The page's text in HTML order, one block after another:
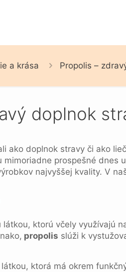
a krása Propolis –
doplnok
ako doplnok stravy či ako
prospešné dnes
najvyššej kvality. V
ktorú včely využívajú
propolis slúži k
ktorá má okrem